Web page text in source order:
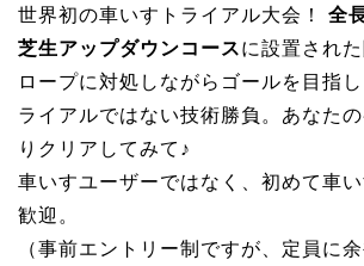
世界初の車いすトライアル大会！ 全
芝生アップダウンコースに設置され
ロープに対処しながらゴールを目指
ライアルではない技術勝負。あなたの
りクリアしてみて♪
車いすユーザーではなく、初めて車
歓迎。
（事前エントリー制ですが、定員に